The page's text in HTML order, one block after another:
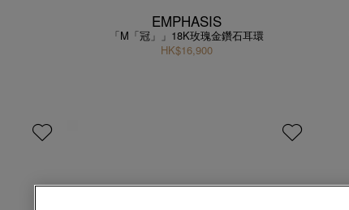
EMPHASIS
「M「冠」」18K玫瑰金鑽石耳環
HK$16,900